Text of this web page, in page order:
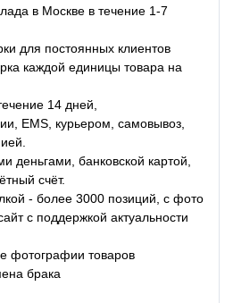
в Москве в течение 1-7
для постоянных клиентов
каждой единицы товара на
14 дней,
EMS, курьером, самовывоз,
деньгами, банковской картой,
счёт.
- более 3000 позиций, с фото
с поддержкой актуальности
фотографии товаров
брака